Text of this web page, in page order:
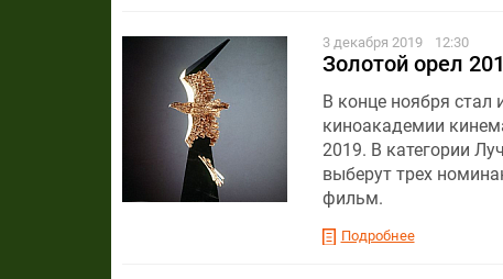
3 декабря 2019 12:30
Золотой орел
В конце ноября стал
киноакадемии
2019. В категории
выберут трех
фильм.
Подробнее